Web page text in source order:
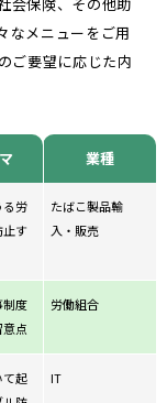
なメニューをご用
ご要望に応じた内
業種
る労
止す
たばこ製品輸
入・販売
制度
点
労働組合
て起
IT